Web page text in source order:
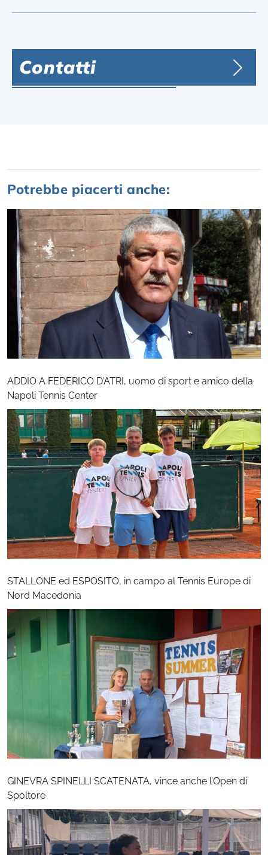
Contatti
Potrebbe piacerti anche:
ADDIO A FEDERICO D’ATRI, uomo di sport e amico della
Napoli Tennis Center
STALLONE ed ESPOSITO, in campo al Tennis Europe di
Nord Macedonia
GINEVRA SPINELLI SCATENATA, vince anche l’Open di
Spoltore